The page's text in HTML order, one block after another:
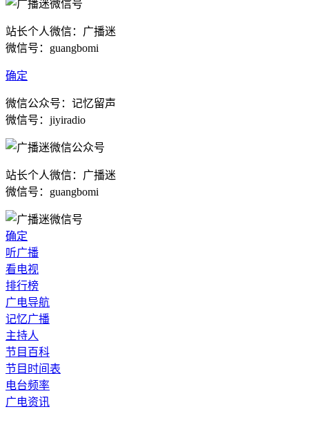
站长个人微信：广播迷
微信号：guangbomi
确定
微信公众号：记忆留声
微信号：jiyiradio
站长个人微信：广播迷
微信号：guangbomi
确定
听广播
看电视
排行榜
广电导航
记忆广播
主持人
节目百科
节目时间表
电台频率
广电资讯